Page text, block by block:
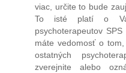
viac, určite to bude
To isté platí o
psychoterapeutov
máte vedomosť o
ostatných
zverejnite alebo